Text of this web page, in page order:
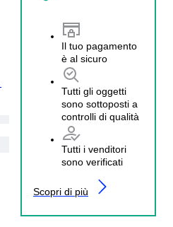
Il tuo pagamento
è al sicuro
Tutti gli oggetti
sono sottoposti a
controlli di qualità
Tutti i venditori
sono verificati
Scopri di più